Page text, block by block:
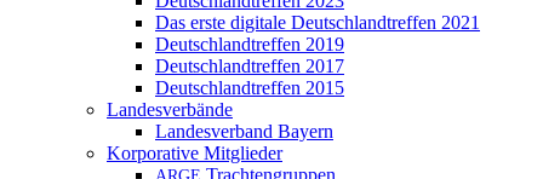
Das erste digitale Deutschlandtreffen 2021
Deutschlandtreffen 2019
Deutschlandtreffen 2017
Deutschlandtreffen 2015
Landesverbände
Landesverband Bayern
Korporative Mitglieder